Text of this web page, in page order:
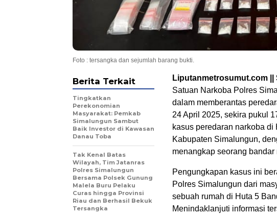
Foto : tersangka dan sejumlah barang bukti.
Liputanmetrosumut.com ||
Satuan Narkoba Polres
dalam memberantas
24 April 2025, sekira pukul
kasus peredaran narkoba
Kabupaten Simalungun,
menangkap seorang bandar
Pengungkapan kasus ini
Polres Simalungun dari
sebuah rumah di Huta 5
Menindaklanjuti informasi
Berita Terkait
Tingkatkan
Perekonomian
Masyarakat: Pemkab
Simalungun Sambut
Baik Investor di Kawasan
Danau Toba
Tak Kenal Batas
Wilayah, Tim Jatanras
Polres Simalungun
Bersama Polsek Gunung
Malela Buru Pelaku
Curas hingga Provinsi
Riau dan Berhasil Bekuk
Tersangka